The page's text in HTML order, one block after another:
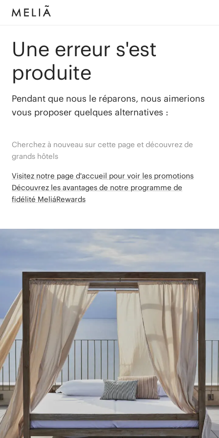
Une erreur s'est
produite
Pendant que nous le réparons, nous aimerions
vous proposer quelques alternatives :
Cherchez à nouveau sur cette page et découvrez de
grands hôtels
Visitez notre page d'accueil pour voir les promotions
Découvrez les avantages de notre programme de
fidélité MeliáRewards